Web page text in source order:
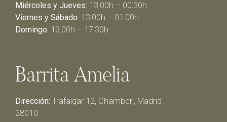
Miércoles y Jueves: 13:00h – 00:30h
Viernes y Sábado: 13:00h – 01:00h
Domingo: 13:00h – 17:30h
Barrita Amelia
Dirección: Trafalgar 12, Chamberí, Madrid
28010